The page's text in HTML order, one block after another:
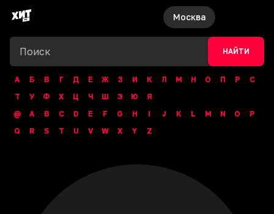
Москва
НАЙТИ
А Б В Г Д Е Ж З И К Л М Н О П Р
С
Т
У Ф Х Ц Ч Ш Э Ю
Я
@
A B C D E F G H I J K L M N O
P
Q
R S T U V W X Y Z